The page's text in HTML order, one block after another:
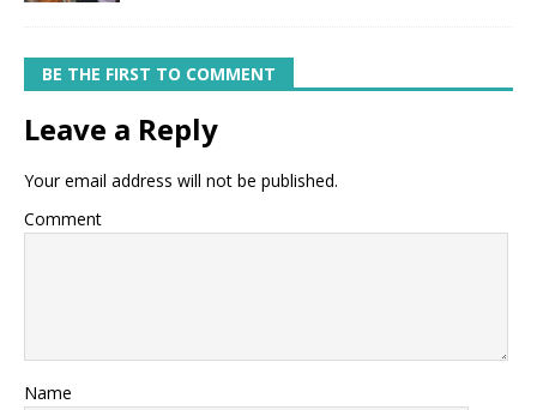
BE THE FIRST TO COMMENT
Leave a Reply
Your email address will not be published.
Comment
Name